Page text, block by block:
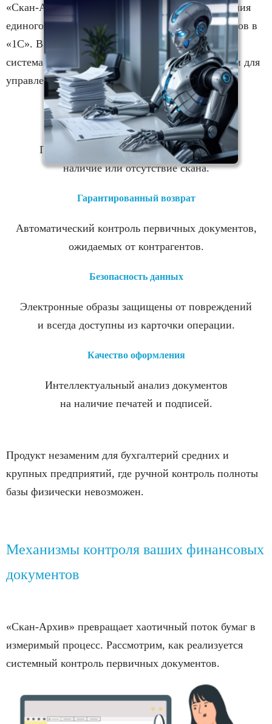
«Скан-Архив» — это ваш инструмент для создания
единого монитора возврата первичных документов в
«1С». В отличие от обычного бумажного архива,
система дает принципиально новые возможности для
управления:
Мгновенный мониторинг
По каждой операции в «1С» сразу видно
наличие или отсутствие скана.
Гарантированный возврат
Автоматический контроль первичных документов,
ожидаемых от контрагентов.
Безопасность данных
Электронные образы защищены от повреждений
и всегда доступны из карточки операции.
Качество оформления
Интеллектуальный анализ документов
на наличие печатей и подписей.
Продукт незаменим для бухгалтерий средних и
крупных предприятий, где ручной контроль полноты
базы физически невозможен.
Механизмы контроля ваших финансовых
документов
«Скан-Архив» превращает хаотичный поток бумаг в
измеримый процесс. Рассмотрим, как реализуется
системный контроль первичных документов.